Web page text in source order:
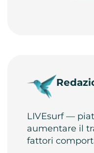
LIVEsurf —
aumentare il
fattori